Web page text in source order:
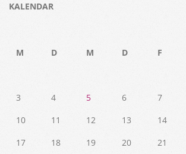
KALENDAR
M
D M D F
3
4 5 6 7
10
11 12 13 14
17
18 19 20 21